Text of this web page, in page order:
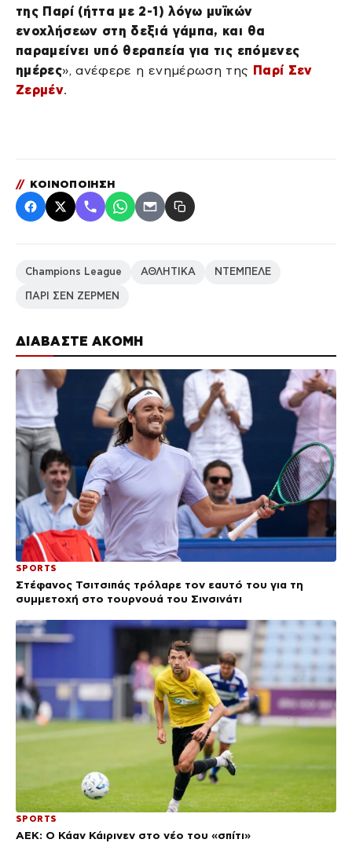
ΔΙΑΒΑΣΤΕ ΑΚΟΜΗ
SPORTS
Στέφανος Τσιτσιπάς τρόλαρε τον εαυτό του για τη
συμμετοχή στο τουρνουά του Σινσινάτι
SPORTS
ΑΕΚ: Ο Κάαν Κάιρινεν στο νέο του «σπίτι»
της Παρί (ήττα με 2-1) λόγω μυϊκών
ενοχλήσεων στη δεξιά γάμπα, και θα
παραμείνει υπό θεραπεία για τις επόμενες
ημέρες», ανέφερε η ενημέρωση της Παρί Σεν
Ζερμέν.
// ΚΟΙΝΟΠΟΙΗΣΗ
Champions League ΑΘΛΗΤΙΚΑ ΝΤΕΜΠΕΛΕ
ΠΑΡΙ ΣΕΝ ΖΕΡΜΕΝ